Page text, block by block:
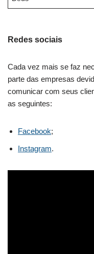
Redes sociais
Cada vez mais se faz
parte das empresas
comunicar com seus
as seguintes:
Facebook;
Instagram.